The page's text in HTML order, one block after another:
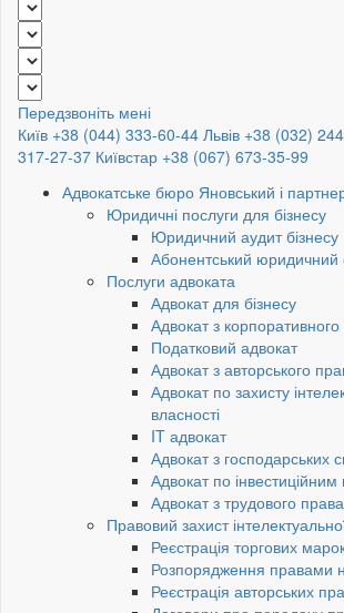
Передзвоніть мені
Київ +38 (044) 333-60-44 Львів +38 (032)
317-27-37 Київстар +38 (067) 673-35-99
Адвокатське бюро Яновський і
Юридичні послуги для бізнесу
Юридичний аудит бізнесу
Абонентський юридичний
Послуги адвоката
Адвокат для бізнесу
Адвокат з
Податковий адвокат
Адвокат з авторського
Адвокат по захисту
власності
IT адвокат
Адвокат з господарських
Адвокат по
Адвокат з трудового права
Правовий захист
Реєстрація торгових
Розпорядження правами
Реєстрація авторських